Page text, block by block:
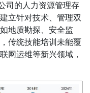
司的人力资源管理存
立针对技术、管理双
地质勘探、安全监
传统技能培训未能覆
网运维等新兴领域，